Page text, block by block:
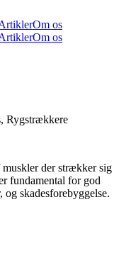
Om os
Om os
Rygstrækkere
der strækker sig
fundamental for god
skadesforebyggelse.